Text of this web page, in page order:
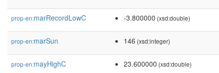
prop-en:marRecordLowC -3.800000 (xsd:double)
prop-en:marSun 146 (xsd:integer)
prop-en:mayHighC 23.600000 (xsd:double)